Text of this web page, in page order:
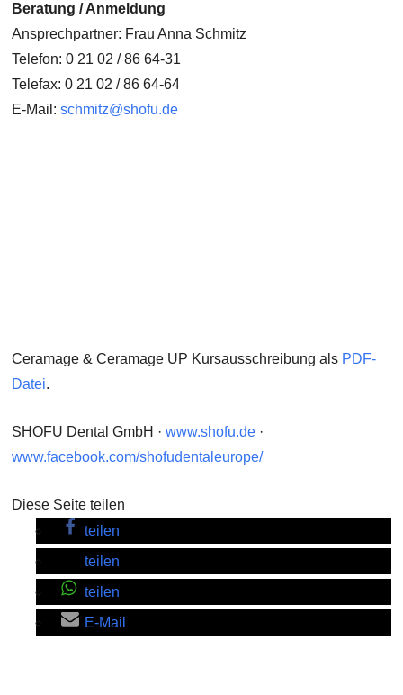
Beratung / Anmeldung
Ansprechpartner: Frau Anna Schmitz
Telefon: 0 21 02 / 86 64-31
Telefax: 0 21 02 / 86 64-64
E-Mail:schmitz@shofu.de
Ceramage & Ceramage UP Kursausschreibung als PDF-
Datei.
SHOFU Dental GmbH ·www.shofu.de ·
www.facebook.com/shofudentaleurope/
Diese Seite teilen
teilen
teilen
teilen
E-Mail